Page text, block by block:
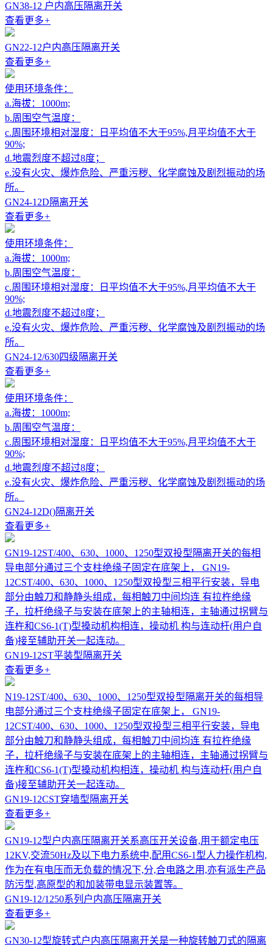
GN38-12 户内高压隔离开关
查看更多+
GN22-12户内高压隔离开关
查看更多+
使用环境条件：
a.海拔：1000m;
b.周围空气温度：
c.周围环境相对湿度：日平均值不大于95%,月平均值不大于
90%;
d.地震烈度不超过8度；
e.没有火灾、爆炸危险、严重污秽、化学腐蚀及剧烈振动的场
所。
GN24-12D隔离开关
查看更多+
使用环境条件：
a.海拔：1000m;
b.周围空气温度：
c.周围环境相对湿度：日平均值不大于95%,月平均值不大于
90%;
d.地震烈度不超过8度；
e.没有火灾、爆炸危险、严重污秽、化学腐蚀及剧烈振动的场
所。
GN24-12/630四级隔离开关
查看更多+
使用环境条件：
a.海拔：1000m;
b.周围空气温度：
c.周围环境相对湿度：日平均值不大于95%,月平均值不大于
90%;
d.地震烈度不超过8度；
e.没有火灾、爆炸危险、严重污秽、化学腐蚀及剧烈振动的场
所。
GN24-12D()隔离开关
查看更多+
GN19-12ST/400、630、1000、1250型双投型隔离开关的每相
导电部分通过三个支柱绝缘子固定在底架上， GN19-
12CST/400、630、1000、1250型双投型三相平行安装，导电
部分由触刀和静静头组成，每相触刀中间均连 有拉杵绝缘
子，拉杆绝缘子与安装在底架上的主轴相连，主轴通过拐臂与
连杵和CS6-1(T)型搡动机构相连，操动机 构与连动杆(用户自
备)接至辅助开关一起连动。
GN19-12ST平装型隔离开关
查看更多+
N19-12ST/400、630、1000、1250型双投型隔离开关的每相导
电部分通过三个支柱绝缘子固定在底架上， GN19-
12CST/400、630、1000、1250型双投型三相平行安装，导电
部分由触刀和静静头组成，每相触刀中间均连 有拉杵绝缘
子，拉杆绝缘子与安装在底架上的主轴相连，主轴通过拐臂与
连杵和CS6-1(T)型搡动机构相连，操动机 构与连动杆(用户自
备)接至辅助开关一起连动。
GN19-12CST穿墙型隔离开关
查看更多+
GN19-12型户内高压隔离开关系高压开关设备,用于额定电压
12KV,交流50Hz及以下电力系统中,配用CS6-1型人力操作机构,
作为在有电压而无负载的情况下,分,合电路之用,亦有派生产品
防污型,高原型的和加装带电显示装置等。
GN19-12/1250系列户内高压隔离开关
查看更多+
GN30-12型旋转式户内高压隔离开关是一种旋转触刀式的隔离